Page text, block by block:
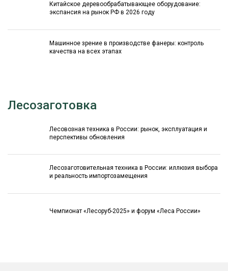
Китайское деревообрабатывающее оборудование:
экспансия на рынок РФ в 2026 году
Машинное зрение в производстве фанеры: контроль
качества на всех этапах
Лесозаготовка
Лесовозная техника в России: рынок, эксплуатация и
перспективы обновления
Лесозаготовительная техника в России: иллюзия выбора
и реальность импортозамещения
Чемпионат «Лесоруб-2025» и форум «Леса России»